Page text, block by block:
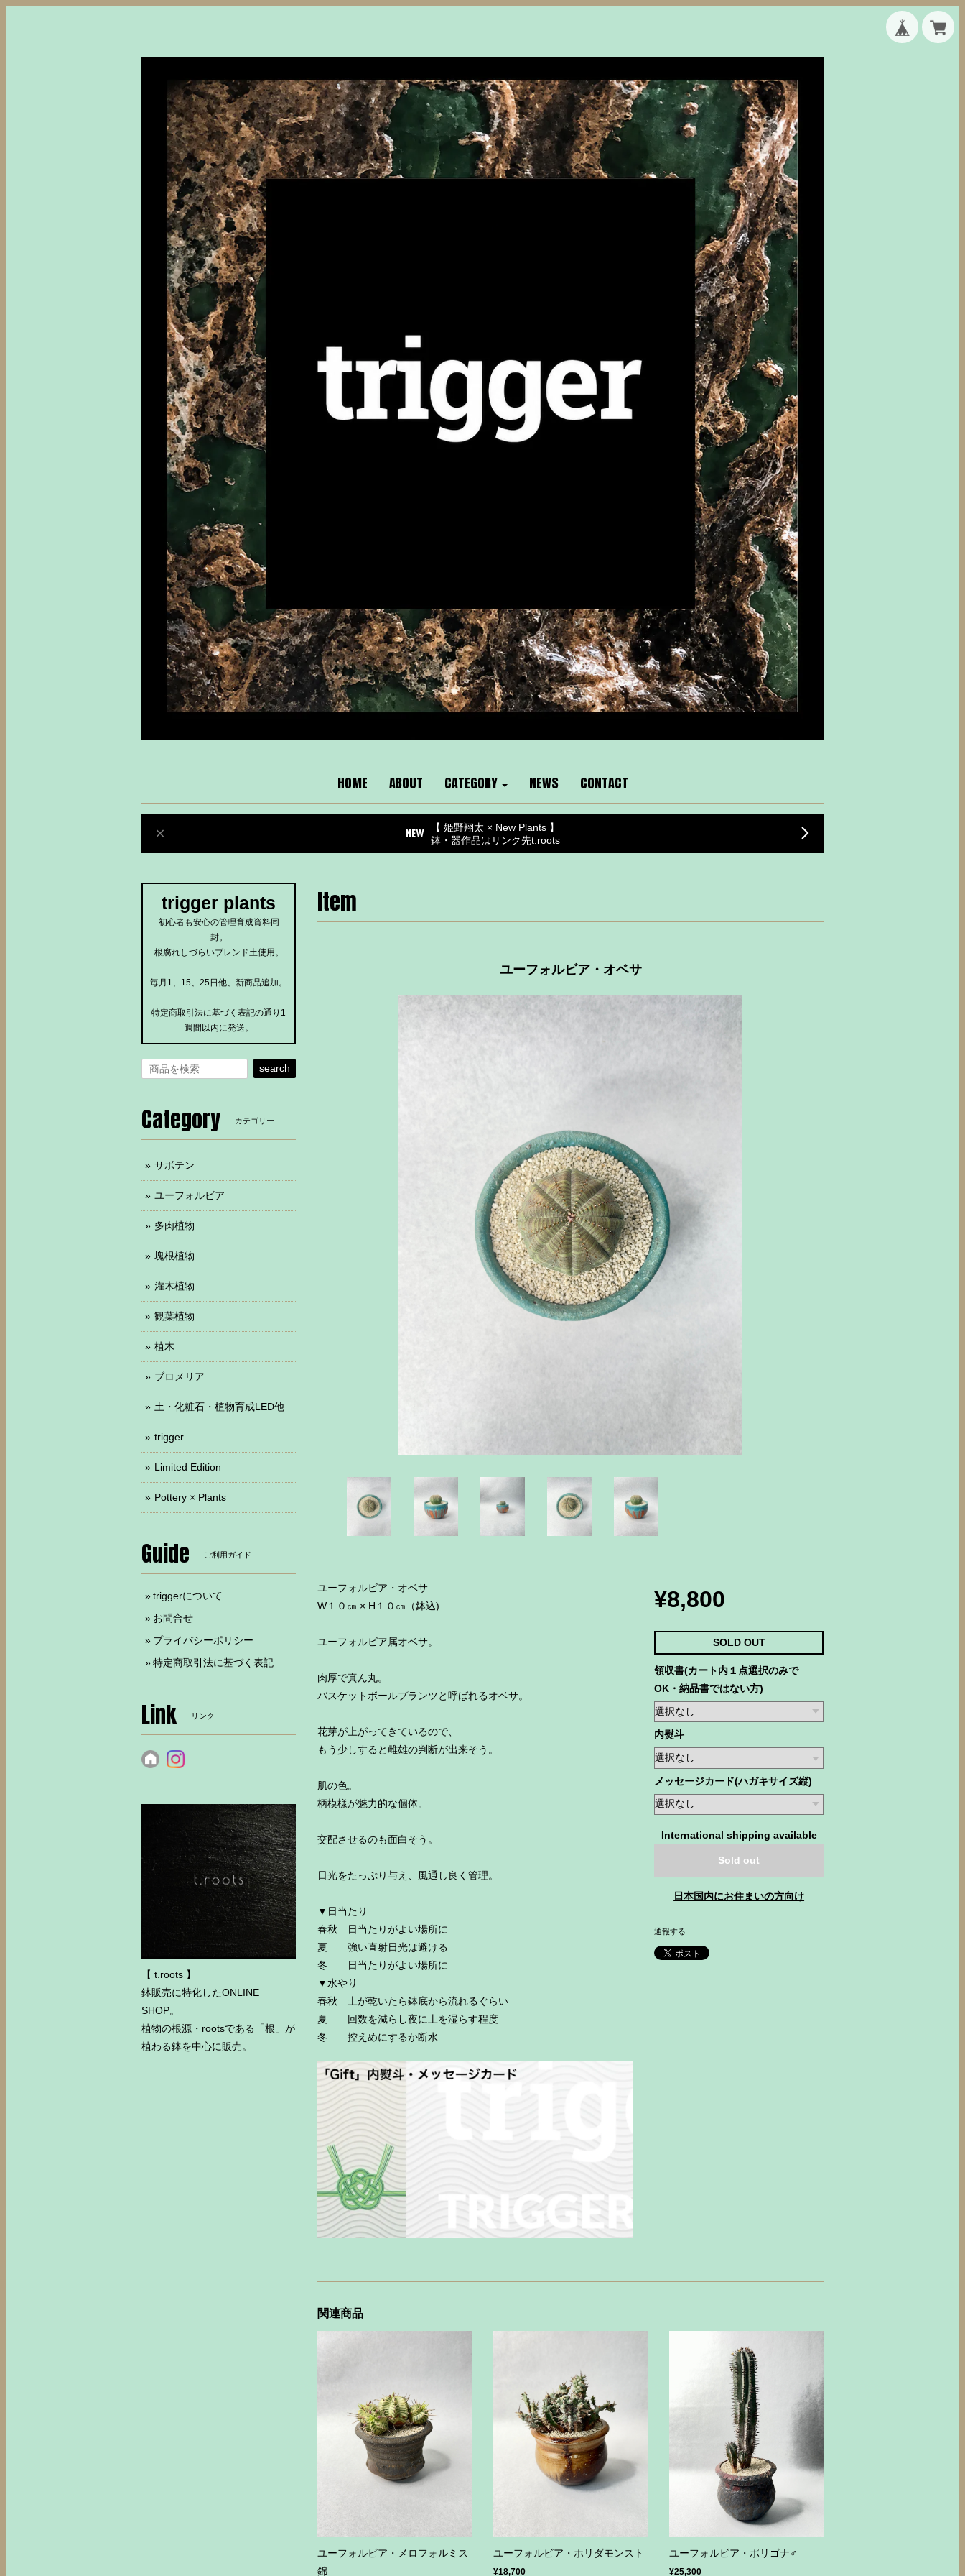
HOME ABOUT CATEGORY NEWS CONTACT
【 姫野翔太 × New Plants 】
鉢・器作品はリンク先t.roots
Item
ユーフォルビア・オベサ
ユーフォルビア・オベサ
W１０㎝ × H１０㎝（鉢込)
ユーフォルビア属オベサ。
肉厚で真ん丸。
バスケットボールプランツと呼ばれるオベサ。
花芽が上がってきているので、
もう少しすると雌雄の判断が出来そう。
肌の色。
柄模様が魅力的な個体。
交配させるのも面白そう。
日光をたっぷり与え、風通し良く管理。
▼日当たり
春秋 日当たりがよい場所に
夏 強い直射日光は避ける
冬 日当たりがよい場所に
▼水やり
春秋 土が乾いたら鉢底から流れるぐらい
夏 回数を減らし夜に土を湿らす程度
冬 控えめにするか断水
¥8,800
SOLD OUT
領収書(カート内１点選択のみで
OK・納品書ではない方)
内熨斗
メッセージカード(ハガキサイズ縦)
International shipping available
Sold out
日本国内にお住まいの方向け
通報する
関連商品
ユーフォルビア・メロフォルミス
錦
ユーフォルビア・ホリダモンスト
¥18,700
ユーフォルビア・ポリゴナ♂
¥25,300
trigger plants
初心者も安心の管理育成資料同
封。
根腐れしづらいブレンド土使用。
毎月1、15、25日他、新商品追加。
特定商取引法に基づく表記の通り1
週間以内に発送。
search
Category カテゴリー
サボテン
ユーフォルビア
多肉植物
塊根植物
灌木植物
観葉植物
植木
ブロメリア
土・化粧石・植物育成LED他
trigger
Limited Edition
Pottery × Plants
Guide ご利用ガイド
triggerについて
お問合せ
プライバシーポリシー
特定商取引法に基づく表記
Link リンク
【 t.roots 】
鉢販売に特化したONLINE
SHOP。
植物の根源・rootsである「根」が
植わる鉢を中心に販売。